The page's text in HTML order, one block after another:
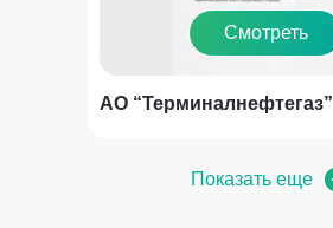
АО “Терминалнефтегаз”
Смотреть
Показать еще